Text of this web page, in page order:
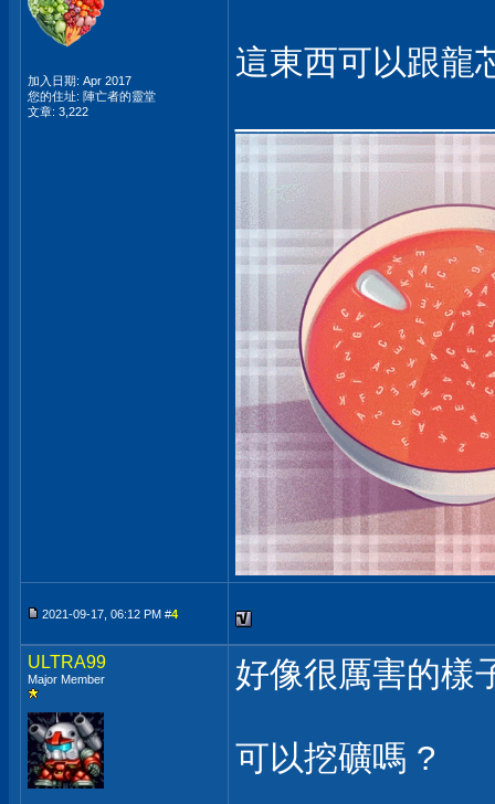
加入日期: Apr 2017
您的住址: 陣亡者的靈堂
文章: 3,222
這東西可以跟龍
2021-09-17, 06:12 PM #4
ULTRA99
Major Member 好像很厲害的樣
可以挖礦嗎 ?